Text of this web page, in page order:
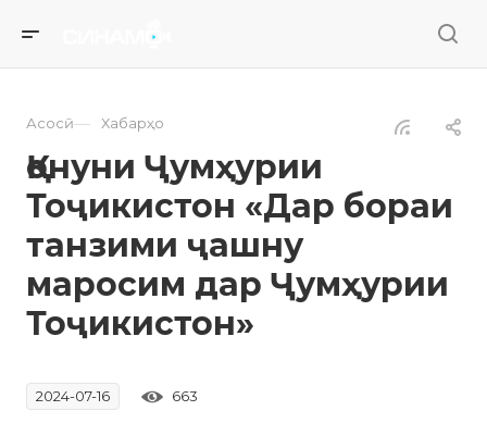
Асосӣ — Хабарҳо
Қонуни Ҷумҳурии
Тоҷикистон «Дар бораи
танзими ҷашну
маросим дар Ҷумҳурии
Тоҷикистон»
2024-07-16 663